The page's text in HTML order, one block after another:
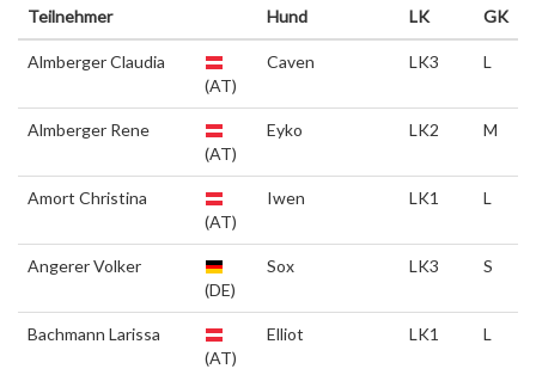
Teilnehmer Hund LK GK
Almberger Claudia
(AT)
Caven LK3 L
Almberger Rene
(AT)
Eyko LK2 M
Amort Christina
(AT)
Iwen LK1 L
Angerer Volker
(DE)
Sox LK3 S
Bachmann Larissa
(AT)
Elliot LK1 L